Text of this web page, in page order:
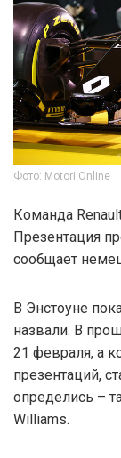
Фото: Motori Online
Команда
Презентация
сообщает
В Энстоуне
назвали. В
21 февраля, а
презентаций,
определись –
Williams.